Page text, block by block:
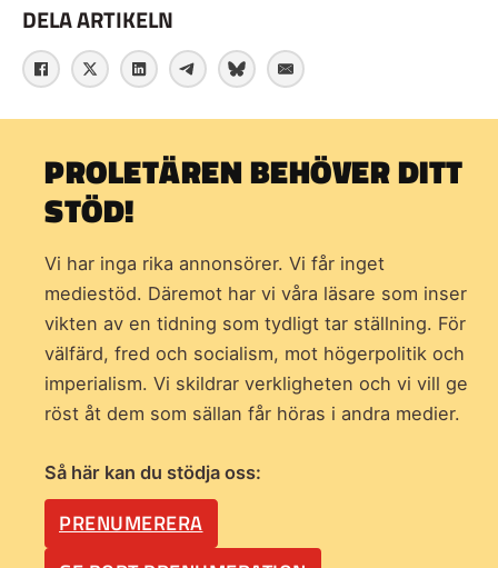
DELA ARTIKELN
PROLETÄREN BEHÖVER DITT
STÖD!
Vi har inga rika annonsörer. Vi får inget
mediestöd. Däremot har vi våra läsare som inser
vikten av en tidning som tydligt tar ställning. För
välfärd, fred och socialism, mot högerpolitik och
imperialism. Vi skildrar verkligheten och vi vill ge
röst åt dem som sällan får höras i andra medier.
Så här kan du stödja oss:
PRENUMERERA